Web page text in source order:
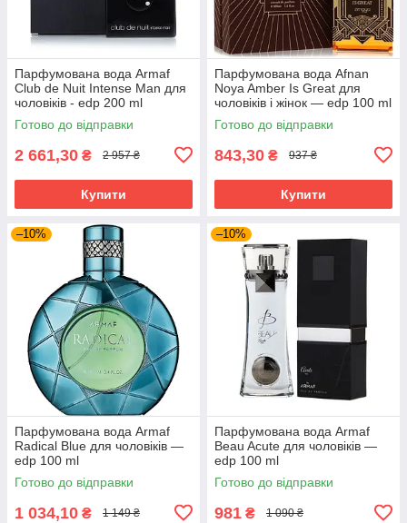
Парфумована вода Armaf
Club de Nuit Intense Man для
чоловіків - edp 200 ml
Готово до відправки
2 661,30 ₴ 2 957 ₴
Купити
Парфумована вода Afnan
Noya Amber Is Great для
чоловіків і жінок — edp 100 ml
Готово до відправки
843,30 ₴ 937 ₴
Купити
–10%
Парфумована вода Armaf
Radical Blue для чоловіків —
edp 100 ml
Готово до відправки
1 034,10 ₴ 1 149 ₴
–10%
Парфумована вода Armaf
Beau Acute для чоловіків —
edp 100 ml
Готово до відправки
981 ₴ 1 090 ₴